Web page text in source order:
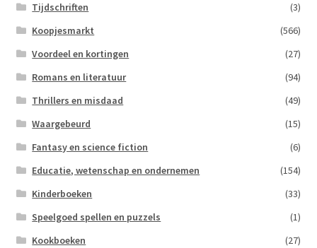
Tijdschriften
(3)
Koopjesmarkt
(566)
Voordeel en kortingen
(27)
Romans en literatuur
(94)
Thrillers en misdaad
(49)
Waargebeurd
(15)
Fantasy en science fiction
(6)
Educatie, wetenschap en ondernemen
(154)
Kinderboeken
(33)
Speelgoed spellen en puzzels
(1)
Kookboeken
(27)